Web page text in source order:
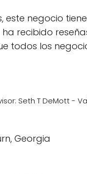
este negocio
recibido
todos los
Seth T DeMott -
Georgia